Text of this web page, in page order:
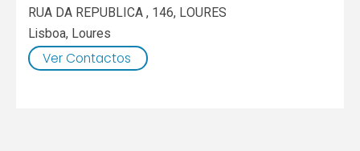
RUA DA REPUBLICA , 146, LOURES
Lisboa, Loures
Ver Contactos